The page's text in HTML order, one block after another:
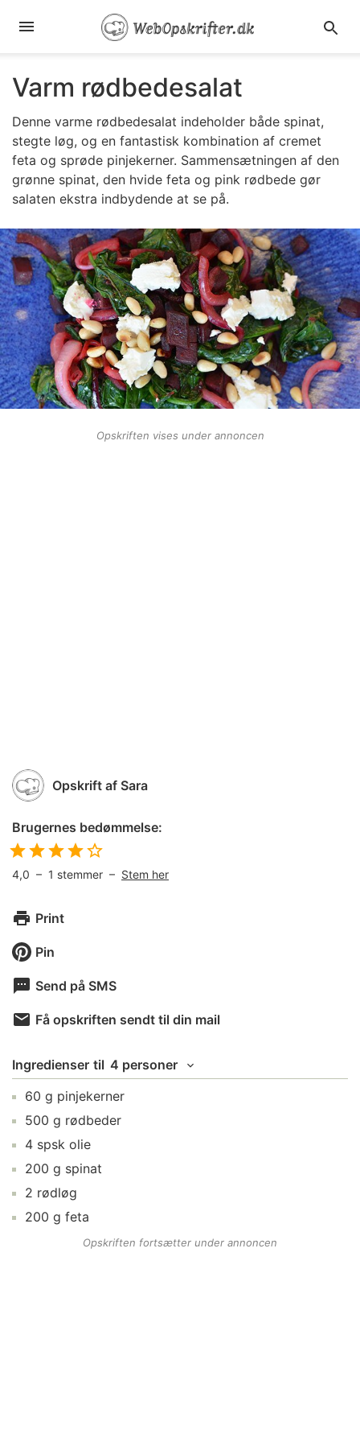
Varm rødbedesalat
Denne varme rødbedesalat indeholder både spinat,
stegte løg, og en fantastisk kombination af cremet
feta og sprøde pinjekerner. Sammensætningen af den
grønne spinat, den hvide feta og pink rødbede gør
salaten ekstra indbydende at se på.
Opskriften vises under annoncen
Opskrift af Sara
Brugernes bedømmelse:
4,0 – 1 stemmer – Stem her
Print
Pin
Send på SMS
Få opskriften sendt til din mail
Ingredienser til 4 personer
60 g pinjekerner
500 g rødbeder
4 spsk olie
200 g spinat
2 rødløg
200 g feta
Opskriften fortsætter under annoncen